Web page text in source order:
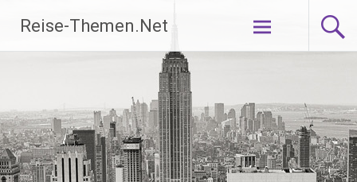
Inhalt
springen
Reise-Themen.Net